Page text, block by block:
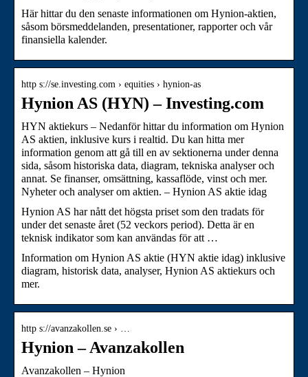
Här hittar du den senaste informationen om Hynion-aktien,
såsom börsmeddelanden, presentationer, rapporter och vår
finansiella kalender.
http s://se.investing.com › equities › hynion-as
Hynion AS (HYN) – Investing.com
HYN aktiekurs – Nedanför hittar du information om Hynion
AS aktien, inklusive kurs i realtid. Du kan hitta mer
information genom att gå till en av sektionerna under denna
sida, såsom historiska data, diagram, tekniska analyser och
annat. Se finanser, omsättning, kassaflöde, vinst och mer.
Nyheter och analyser om aktien. – Hynion AS aktie idag
Hynion AS har nått det högsta priset som den tradats för
under det senaste året (52 veckors period). Detta är en
teknisk indikator som kan användas för att …
Information om Hynion AS aktie (HYN aktie idag) inklusive
diagram, historisk data, analyser, Hynion AS aktiekurs och
mer.
http s://avanzakollen.se › …
Hynion – Avanzakollen
Avanzakollen – Hynion